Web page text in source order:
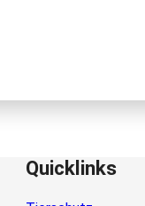
Quicklinks